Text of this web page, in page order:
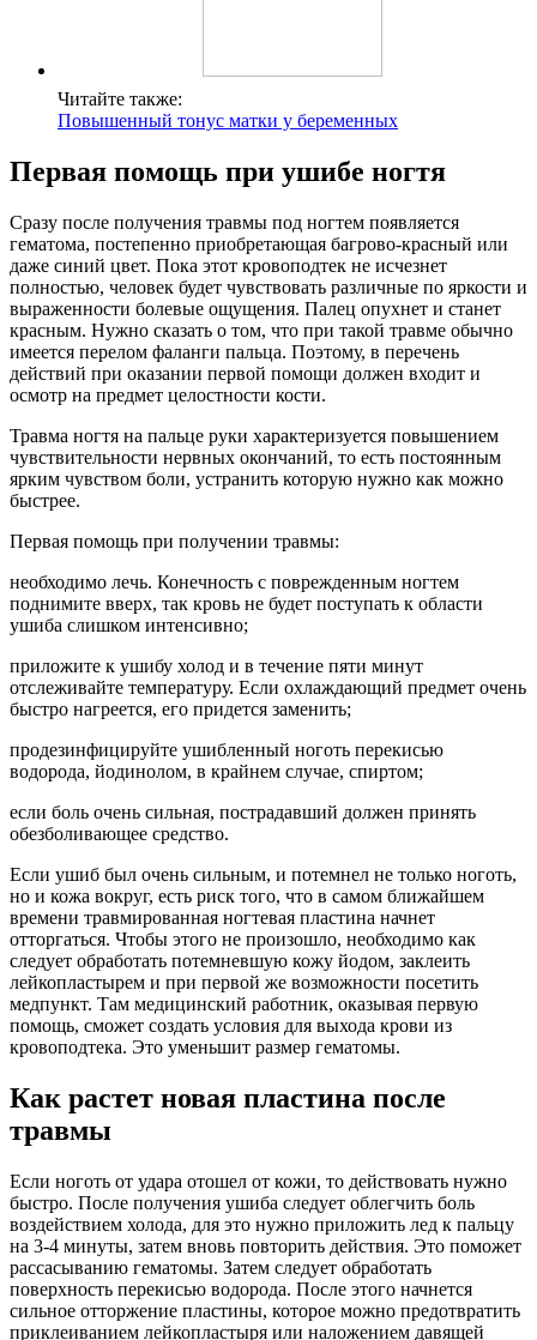
Читайте также:
Повышенный тонус матки у беременных
Первая помощь при ушибе ногтя
Сразу после получения травмы под ногтем появляется
гематома, постепенно приобретающая багрово-красный или
даже синий цвет. Пока этот кровоподтек не исчезнет
полностью, человек будет чувствовать различные по яркости и
выраженности болевые ощущения. Палец опухнет и станет
красным. Нужно сказать о том, что при такой травме обычно
имеется перелом фаланги пальца. Поэтому, в перечень
действий при оказании первой помощи должен входит и
осмотр на предмет целостности кости.
Травма ногтя на пальце руки характеризуется повышением
чувствительности нервных окончаний, то есть постоянным
ярким чувством боли, устранить которую нужно как можно
быстрее.
Первая помощь при получении травмы:
необходимо лечь. Конечность с поврежденным ногтем
поднимите вверх, так кровь не будет поступать к области
ушиба слишком интенсивно;
приложите к ушибу холод и в течение пяти минут
отслеживайте температуру. Если охлаждающий предмет очень
быстро нагреется, его придется заменить;
продезинфицируйте ушибленный ноготь перекисью
водорода, йодинолом, в крайнем случае, спиртом;
если боль очень сильная, пострадавший должен принять
обезболивающее средство.
Если ушиб был очень сильным, и потемнел не только ноготь,
но и кожа вокруг, есть риск того, что в самом ближайшем
времени травмированная ногтевая пластина начнет
отторгаться. Чтобы этого не произошло, необходимо как
следует обработать потемневшую кожу йодом, заклеить
лейкопластырем и при первой же возможности посетить
медпункт. Там медицинский работник, оказывая первую
помощь, сможет создать условия для выхода крови из
кровоподтека. Это уменьшит размер гематомы.
Как растет новая пластина после
травмы
Если ноготь от удара отошел от кожи, то действовать нужно
быстро. После получения ушиба следует облегчить боль
воздействием холода, для это нужно приложить лед к пальцу
на 3-4 минуты, затем вновь повторить действия. Это поможет
рассасыванию гематомы. Затем следует обработать
поверхность перекисью водорода. После этого начнется
сильное отторжение пластины, которое можно предотвратить
приклеиванием лейкопластыря или наложением давящей